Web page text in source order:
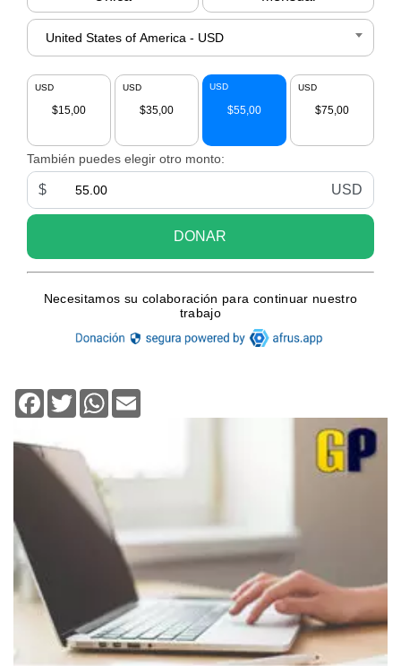
Facebook
TwitterWhatsApp